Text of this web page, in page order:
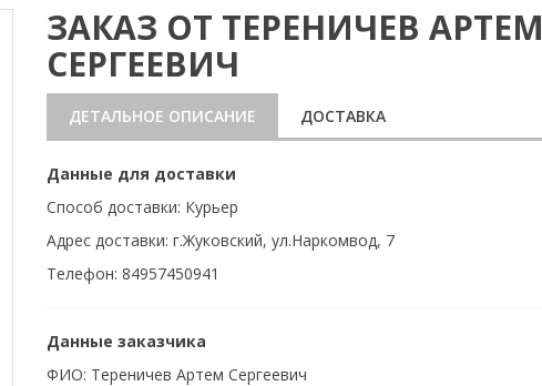
ЗАКАЗ ОТ ТЕРЕНИЧЕВ АРТЕМ
СЕРГЕЕВИЧ
ДЕТАЛЬНОЕ ОПИСАНИЕ ДОСТАВКА
Данные для доставки
Способ доставки: Курьер
Адрес доставки: г.Жуковский, ул.Наркомвод, 7
Телефон: 84957450941
Данные заказчика
ФИО: Тереничев Артем Сергеевич